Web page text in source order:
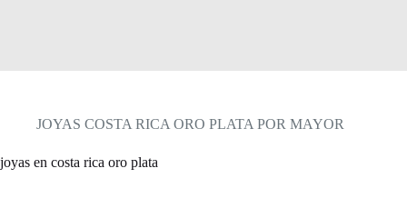
JOYAS COSTA RICA ORO PLATA POR MAYOR
joyas en costa rica oro plata